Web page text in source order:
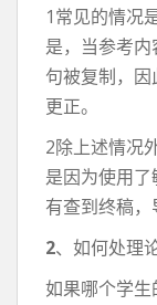
1常见的情况
是，当参考
句被复制，
更正。
2除上述情况
是因为使用
有查到终稿，
2、如何处理
如果哪个学